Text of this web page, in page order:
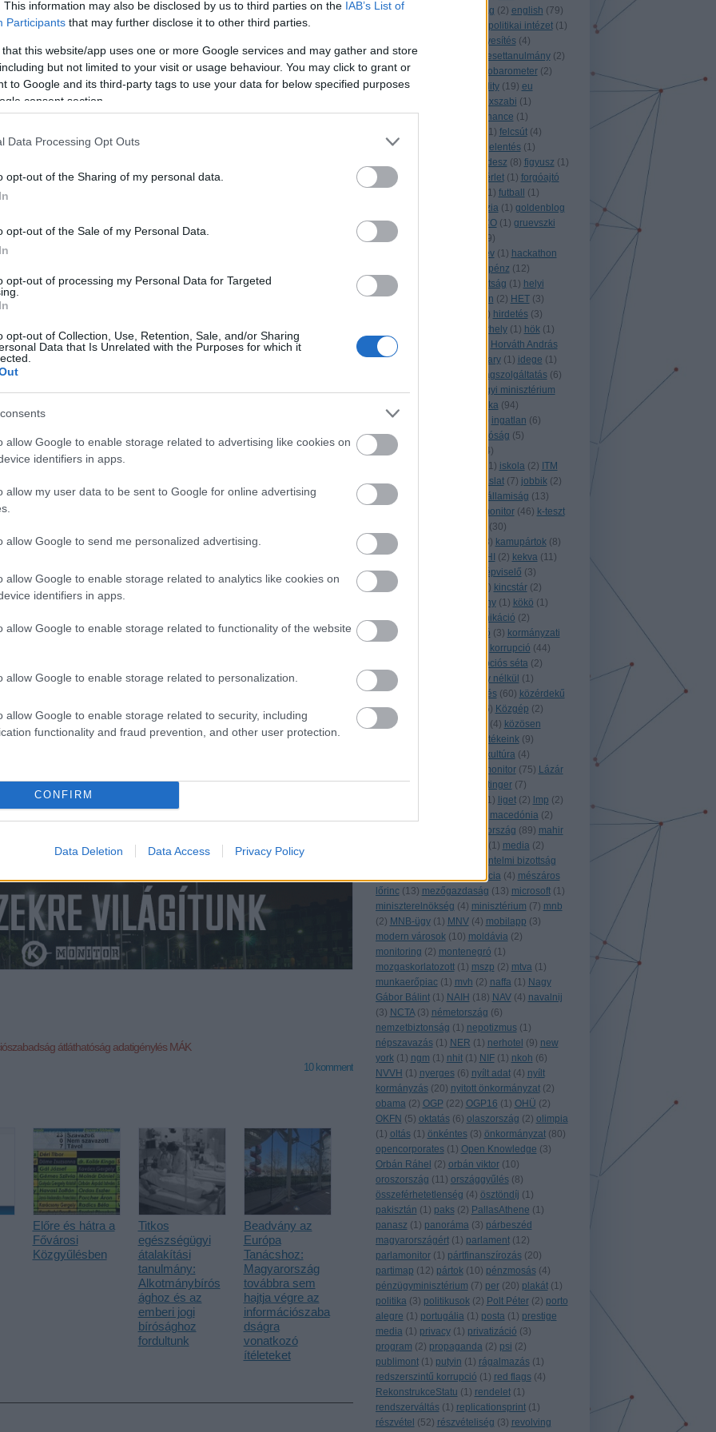
This information may also be disclosed by us to third parties on the IAB’s List of
Participants that may further disclose it to other third parties.
that this website/app uses one or more Google services and may gather and store
but not limited to your visit or usage behaviour. You may click to grant or
to Google and its third-party tags to use your data for below specified purposes
consent section.
Data Processing Opt Outs
opt-out of the Sharing of my personal data.
opt-out of the Sale of my Personal Data.
opt-out of processing my Personal Data for Targeted
opt-out of Collection, Use, Retention, Sale, and/or Sharing
Data that Is Unrelated with the Purposes for which it
allow Google to enable storage related to advertising like cookies on
identifiers in apps.
allow my user data to be sent to Google for online advertising
allow Google to send me personalized advertising.
allow Google to enable storage related to analytics like cookies on
identifiers in apps.
allow Google to enable storage related to functionality of the website
allow Google to enable storage related to personalization.
allow Google to enable storage related to security, including
functionality and fraud prevention, and other user protection.
CONFIRM
Data Deletion Data Access Privacy Policy
elnökség
energiaválság (2) english (79)
eötvös károly közpolitikai intézet (1)
érdekérvényesítés (4)
erzsébet ( esettanulmány (2)
észtország
eurobarometer (2)
európai
EU conditionality (19) eu
exszabi (1)
ezaminimum
e governance (1)
1) felcsút (4)
felejtéshez való jog
feljelentés (1)
fidesz ( 8) figyusz (1)
fizetések
földbérlet (1) forgóajtó
1) futball (1)
geodézia (1) goldenblog
(1) görögország GRECO (1) gruevszki
(
Grúzia 9)
gysev (1) hackathon
hálapénz (12)
hamburg
helsinki bizottság (1) helyi
demokrácia a gyakorlatban (2) HET (3)
) hirdetés (3)
hódmezővásárhely (1) hök (1)
honlap
Horváth András
(1) horvátország Hungary (1) idege (1)
igazságszolgáltatás (6)
igazságtétel
igazságügyi minisztérium
infografika (94)
információszabadság
ingatlan (6)
integritás
integritás hatóság (5)
international
4)
1) iskola (2) ITM
(1) izland javaslat (7) jobbik (2)
jog
2 jogállamiság (13)
k-monitor (46) k-teszt
(30)
kampányfinanszírozás
53) kamupártok ( 8)
kdnp
KEHI (2) kekva (11)
kemcs
képviselő (3)
képzés
) kincstár (2)
kitiltási botrány (1) kökö (1)
költségvetés
kommunikáció (2)
koncesszió
konzultáció (3) kormányzati
korrupció (44)
korrupciós séta (2)
koszovó
következmény nélkül (1)
közadatok
közbeszerzés (60) közérdekű
(5) közérdekű bejelentő 6) Közgép (2)
közgép
(4) közösen
közösértékeink (9)
kultúra (4)
k monitor (75) Lázár
János (5 leisztinger (7)
1) liget (2) lmp (2)
macedónia (2)
magyarország ( 89) mahir
(1) media (2)
mentelmi bizottság
mesterséges intelligencia (4) mészáros
lőrinc (13) mezőgazdaság (13) microsoft (1)
miniszterelnökség (4) minisztérium (7) mnb
(2) MNB-ügy (1) MNV (4) mobilapp (3)
modern városok (10) moldávia (2)
monitoring (2) montenegró (1)
mozgaskorlatozott (1) mszp (2) mtva (1)
munkaerőpiac (1) mvh (2) naffa (1) Nagy
Gábor Bálint (1) NAIH (18) NAV (4) navalnij
(3) NCTA (3) németország (6)
nemzetbiztonság (1) nepotizmus (1)
népszavazás (1) NER (1) nerhotel (9) new
york (1) ngm (1) nhit (1) NIF (1) nkoh (6)
NVVH (1) nyerges (6) nyílt adat (4) nyílt
kormányzás (20) nyitott önkormányzat (2)
obama (2) OGP (22) OGP16 (1) OHÜ (2)
OKFN (5) oktatás (6) olaszország (2) olimpia
(1) oltás (1) önkéntes (3) önkormányzat ( 80)
opencorporates (1) Open Knowledge (3)
Orbán Ráhel (2) orbán viktor (10)
oroszország (11) országgyűlés ( 8)
összeférhetetlenség (4) ösztöndíj (1)
pakisztán (1) paks (2) PallasAthene (1)
panasz (1) panoráma (3) párbeszéd
magyarországért (1) parlament (12)
parlamonitor (1) pártfinanszírozás (20)
partimap (12) pártok (10) pénzmosás (4)
pénzügyminisztérium (7) per (20) plakát (1)
politika (3) politikusok (2) Polt Péter (2) porto
alegre (1) portugália (1) posta (1) prestige
media (1) privacy (1) privatizáció (3)
program (2) propaganda (2) psi (2)
publimont (1) putyin (1) rágalmazás (1)
redszerszintű korrupció (1) red flags (4)
RekonstrukceStatu (1) rendelet (1)
rendszerváltás (1) replicationsprint (1)
részvétel (52) részvételiség (3) revolving
másra íratva) próbálják kibekkelni a pénz adók módjára történő
van 2 millió feletti tartozása), akik vélhetően a
elszámolását a Kincstár részben vagy egészben nem fogadta el,
küldött listában a jóval 2% felett végző Németh Zsolt és Póczik
nem adott meg, rákérdeztünk, hogy valóban a két "nagypárti"
1 millió Ft alatti. Akik ugyan elszámoltak, de nem érték el a 2%-ot
Fényes Józsefné az Egyenlőség Roma Párt színeiben),
is szerepel, aki már korábban is eljátszotta a kamupártosdit,
A már említett, ex-jobbikos Bertha Szilvia élettársaként emlegetett
a korábban a Jobbik holdudvarábanserénykedő politikus(?) 1,8
cserébe. Tián 2017-ben a
Rokonok is felbukkannak a listán, egymás ellenében indulva:
Csurárékis "párosban" próbálkoztak. Közel egymilliós
képtelen, befuccsolt
449 szavazatot!) Jakics Mónika, aki sajtóhírek szerint korábban
szavazatszám miatt feltételezhető, hogy esetében valódi
a 2% elérésére bazírozott. Budakeszin Kósa Sándor a Demokrata
adósságot - őt korábban egy
2014 után próbálkozott újra Kaposváron Nagy Nándor
ügyéről anno az
Átlátszó is írt.
Mivel nem kizárható,
a nyakukba az adósság, amennyiben a listán szereplő
juttat el hozzánk, annak helyt adunk.
keletkezett, a NAV-nak átadott követelések (2018.10.19):
hogy legyen, aki kiabál, ha valaki meglépne a közpénzzel!
átláthatóság adatigénylés MÁK
10komment
Előre és hátra a
Fővárosi
Közgyűlésben
Titkos
egészségügyi
átalakítási
tanulmány:
Alkotmánybírós
ághoz és az
emberi jogi
bírósághoz
fordultunk
Beadvány az
Európa
Tanácshoz:
Magyarország
továbbra sem
hajtja végre az
információszaba
dságra
vonatkozó
ítéleteket